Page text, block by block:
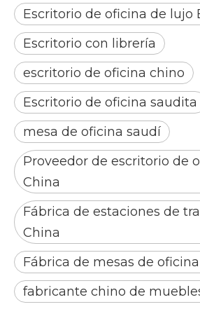
Escritorio de oficina de lujo
Escritorio con librería
escritorio de oficina chino
Escritorio de oficina saudita
mesa de oficina saudí
Proveedor de escritorio de
China
Fábrica de estaciones de
China
Fábrica de mesas de
fabricante chino de